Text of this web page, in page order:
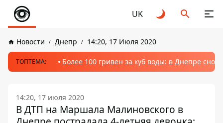
UK
Новости Днепр 14:20, 17 Июля 2020
ТОПТЕМА: Более 100 гривен за куб воды: в Днепре
14:20, 17 июля 2020
В ДТП на Маршала Малиновского в